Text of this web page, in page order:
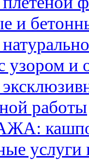
и
узором и
работы
кашпо
услуги